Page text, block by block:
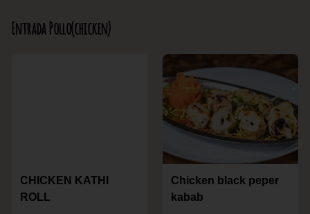
Entrada Pollo(chicken)
CHICKEN KATHI
ROLL
Chicken black peper
kabab